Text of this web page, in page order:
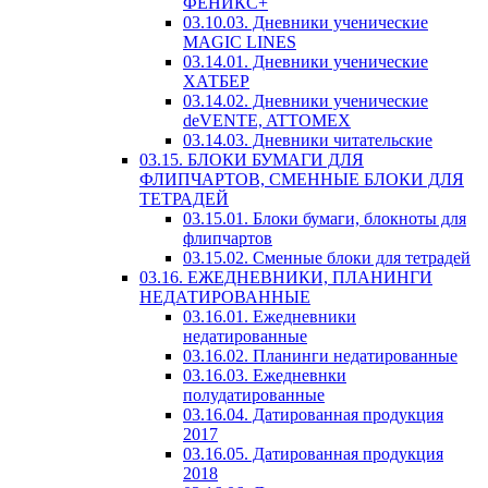
03.10.03. Дневники ученические
MAGIC LINES
03.14.01. Дневники ученические
ХАТБЕР
03.14.02. Дневники ученические
deVENTE, ATTOMEX
03.14.03. Дневники читательские
03.15. БЛОКИ БУМАГИ ДЛЯ
ФЛИПЧАРТОВ, СМЕННЫЕ БЛОКИ ДЛЯ
ТЕТРАДЕЙ
03.15.01. Блоки бумаги, блокноты для
флипчартов
03.15.02. Сменные блоки для тетрадей
03.16. ЕЖЕДНЕВНИКИ, ПЛАНИНГИ
НЕДАТИРОВАННЫЕ
03.16.01. Ежедневники
недатированные
03.16.02. Планинги недатированные
03.16.03. Ежедневнки
полудатированные
03.16.04. Датированная продукция
2017
03.16.05. Датированная продукция
2018